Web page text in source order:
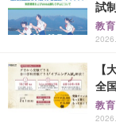
試
教
【
全
教